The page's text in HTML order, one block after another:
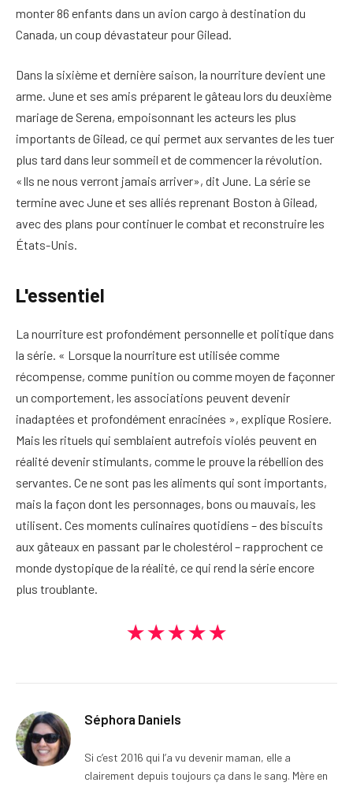
monter 86 enfants dans un avion cargo à destination du
Canada, un coup dévastateur pour Gilead.
Dans la sixième et dernière saison, la nourriture devient une
arme. June et ses amis préparent le gâteau lors du deuxième
mariage de Serena, empoisonnant les acteurs les plus
importants de Gilead, ce qui permet aux servantes de les tuer
plus tard dans leur sommeil et de commencer la révolution.
«Ils ne nous verront jamais arriver», dit June. La série se
termine avec June et ses alliés reprenant Boston à Gilead,
avec des plans pour continuer le combat et reconstruire les
États-Unis.
L'essentiel
La nourriture est profondément personnelle et politique dans
la série. « Lorsque la nourriture est utilisée comme
récompense, comme punition ou comme moyen de façonner
un comportement, les associations peuvent devenir
inadaptées et profondément enracinées », explique Rosiere.
Mais les rituels qui semblaient autrefois violés peuvent en
réalité devenir stimulants, comme le prouve la rébellion des
servantes. Ce ne sont pas les aliments qui sont importants,
mais la façon dont les personnages, bons ou mauvais, les
utilisent. Ces moments culinaires quotidiens – des biscuits
aux gâteaux en passant par le cholestérol – rapprochent ce
monde dystopique de la réalité, ce qui rend la série encore
plus troublante.
★★★★★
Séphora Daniels
Si c’est 2016 qui l’a vu devenir maman, elle a
clairement depuis toujours ça dans le sang. Mère en